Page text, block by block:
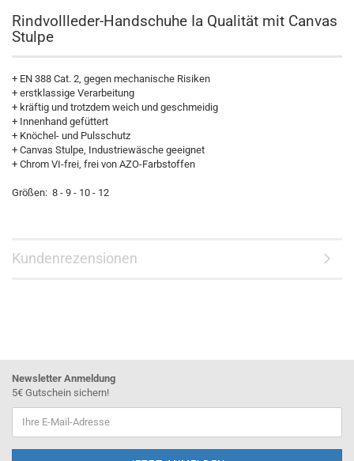
Rindvollleder-Handschuhe Ia Qualität mit Canvas
Stulpe
+ EN 388 Cat. 2, gegen mechanische Risiken
+ erstklassige Verarbeitung
+ kräftig und trotzdem weich und geschmeidig
+ Innenhand gefüttert
+ Knöchel- und Pulsschutz
+ Canvas Stulpe, Industriewäsche geeignet
+ Chrom VI-frei, frei von AZO-Farbstoffen
Größen: 8 - 9 - 10 - 12
Kundenrezensionen
Newsletter Anmeldung
5€ Gutschein sichern!